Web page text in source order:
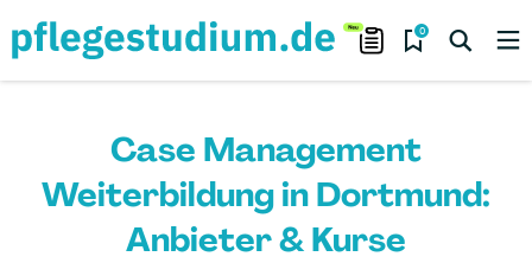
0
Case Management
Weiterbildung in Dortmund:
Anbieter & Kurse